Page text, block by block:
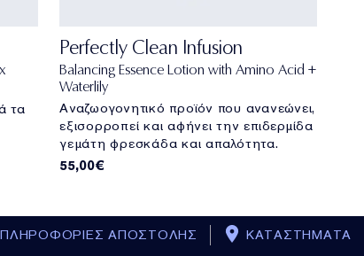
τα
Perfectly Clean Infusion
Balancing Essence Lotion with Amino Acid +
Waterlily
Aναζωογονητικό προϊόν που ανανεώνει,
εξισορροπεί και αφήνει την επιδερμίδα
γεμάτη φρεσκάδα ​​και απαλότητα.
55,00€
ΠΛΗΡΟΦΟΡΙΕΣ ΑΠΟΣΤΟΛΗΣ ΚΑΤΑΣΤΗΜΑΤΑ